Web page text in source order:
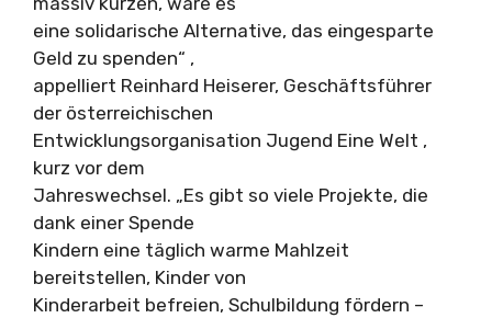
eine solidarische Alternative, das eingesparte
Geld zu spenden“ ,
appelliert Reinhard Heiserer, Geschäftsführer
der österreichischen
Entwicklungsorganisation Jugend Eine Welt ,
kurz vor dem
Jahreswechsel. „Es gibt so viele Projekte, die
dank einer Spende
Kindern eine täglich warme Mahlzeit
bereitstellen, Kinder von
Kinderarbeit befreien, Schulbildung fördern –